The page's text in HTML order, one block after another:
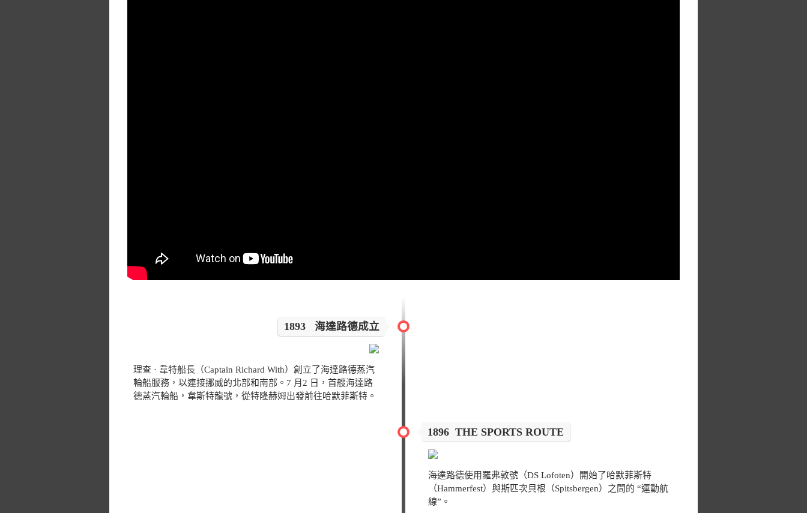
1893 海達路德成立
理查 · 韋特船長（Captain Richard With）創立了海達路德蒸汽
輪船服務，以連接挪威的北部和南部。7 月2 日，首艘海達路
德蒸汽輪船，韋斯特龍號，從特隆赫姆出發前往哈默菲斯特。
1896 THE SPORTS ROUTE
海達路德使用羅弗敦號（DS Lofoten）開始了哈默菲斯特
（Hammerfest）與斯匹次貝根（Spitsbergen）之間的 “運動航
線”。